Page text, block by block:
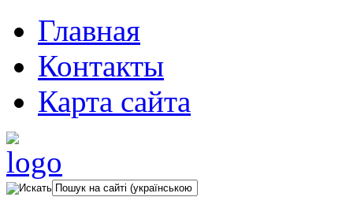
Главная
Контакты
Карта сайта